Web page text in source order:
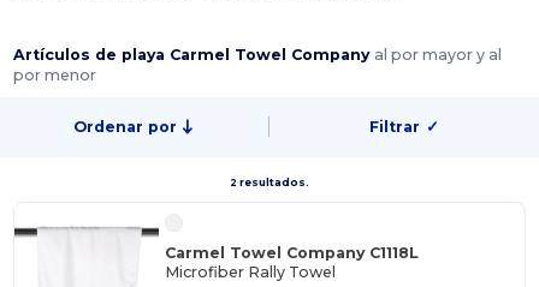
Artículos de playa Carmel Towel Company al por mayor y al
por menor
Ordenar por Filtrar ✓
2 resultados.
Carmel Towel Company C1118L
Microfiber Rally Towel